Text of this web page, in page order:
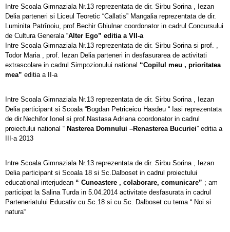
Intre Scoala Gimnaziala Nr.13 reprezentata de dir. Sirbu Sorina , Iezan
Delia parteneri si Liceul Teoretic “Callatis” Mangalia reprezentata de dir.
Luminita Patrînoiu, prof.Bechir Ghiulnar coordonator in cadrul Concursului
de Cultura Generala “Alter Ego” editia a VII-a
Intre Scoala Gimnaziala Nr.13 reprezentata de dir. Sirbu Sorina si prof. ,
Todor Maria , prof. Iezan Delia parteneri in desfasurarea de activitati
extrascolare in cadrul Simpozionului national “Copilul meu , prioritatea
mea” editia a II-a
Intre Scoala Gimnaziala Nr.13 reprezentata de dir. Sirbu Sorina , Iezan
Delia participant si Scoala “Bogdan Petriceicu Hasdeu “ Iasi reprezentata
de dir.Nechifor Ionel si prof.Nastasa Adriana coordonator in cadrul
proiectului national “ Nasterea Domnului –Renasterea Bucuriei” editia a
III-a 2013
Intre Scoala Gimnaziala Nr.13 reprezentata de dir. Sirbu Sorina , Iezan
Delia participant si Scoala 18 si Sc.Dalboset in cadrul proiectului
educational interjudean “ Cunoastere , colaborare, comunicare” ; am
participat la Salina Turda in 5.04.2014 activitate desfasurata in cadrul
Parteneriatului Educativ cu Sc.18 si cu Sc. Dalboset cu tema “ Noi si
natura“